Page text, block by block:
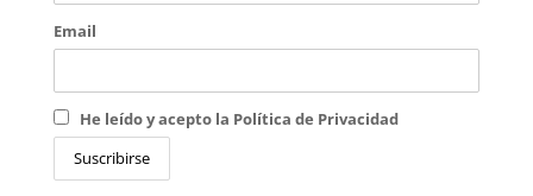
Email
He leído y acepto la Política de Privacidad